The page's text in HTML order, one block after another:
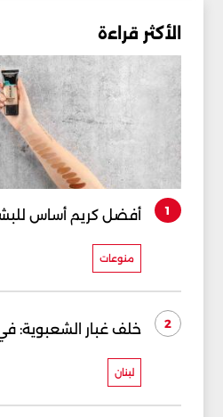
الأكثر قراءة
1 أفضل كريم أساس
منوعات
2 خلف غبار الشعبوية:
لبنان